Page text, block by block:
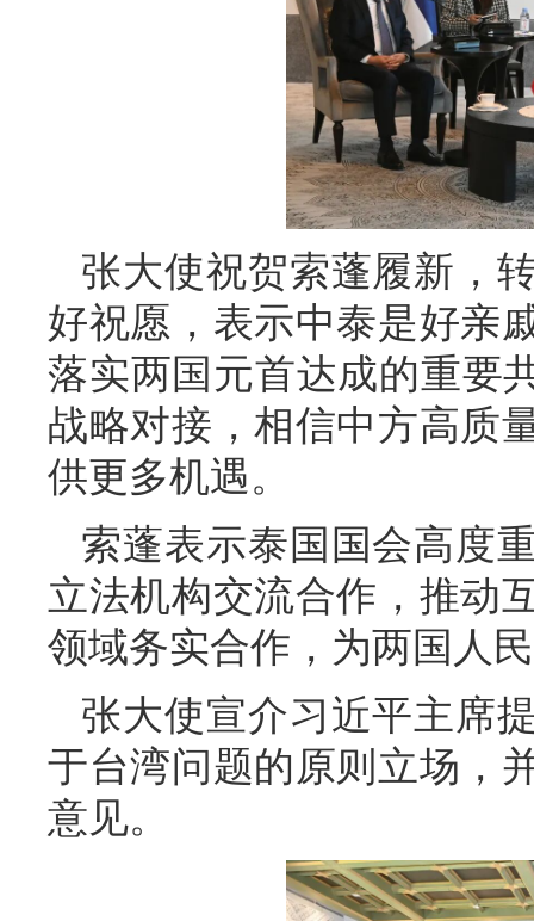
张大使祝贺索蓬履新，
好祝愿，表示中泰是好亲
落实两国元首达成的重要
战略对接，相信中方高质
供更多机遇。
索蓬表示泰国国会高度
立法机构交流合作，推动
领域务实合作，为两国人
张大使宣介习近平主席
于台湾问题的原则立场，
意见。